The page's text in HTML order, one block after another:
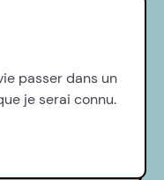
passer dans un
je serai connu.